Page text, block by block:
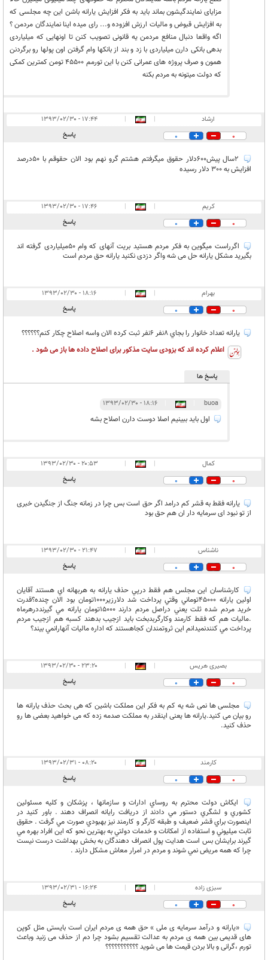
مزایای نمایندگیشون بماند باید به فکر افزایش یارانه باشن این چه مجلسی که
به افزایش قبوض و مالیات ارزش افزوده و... رای میده اینا نمایندگان مردمن ؟
اگه واقعا دنبال منافع مردمن یه قانونی تصویب کنن تا اونهایی که میلیاردی
بدهی بانکی دارن میلیاردی با زد و بند از بانکها وام گرفتن اون پولها رو برگردنن
همون و صرف پروژه های عمرانی کنن با این تورمم 45500 تومن کمترین کمکی
که دولت میتونه به مردم بکنه
ارشاد |
|
۱۷:۴۴ - ۱۳۹۳/۰۲/۳۰
0
0 پاسخ
2سال پيش600دلار حقوق ميگرفتم هشتم گرو نهم بود الان حقوقم با 50درصد
افزايش به 300 دلار رسيده
کریم |
|
۱۷:۴۶ - ۱۳۹۳/۰۲/۳۰
0
0 پاسخ
اگرراست میگوین به فکر مردم هستید بریت آنهای که وام 50میلیاردی گرفته اند
بگیرید مشکل یارانه حل می شه واگر دزدی نکنید یارانه حق مردم است
بهرام |
|
۱۸:۱۶ - ۱۳۹۳/۰۲/۳۰
0
0 پاسخ
يارانه تعداد خانوار را بجاي 8نفر 6نفر ثبت كرده الان واسه اصلاح چكار كنم؟؟؟؟؟؟
اعلام کرده اند که بزودی سایت مذکور برای اصلاح داده ها باز می شود .
پاسخ ها
buoa ۱۸:۱۶ - ۱۳۹۳/۰۲/۳۰
اول باید ببینیم اصلا دوست دارن اصلاح بشه
کمال |
|
۲۰:۵۳ - ۱۳۹۳/۰۲/۳۰
0
0 پاسخ
یارانه فقط به قشر کم درامد اگر حق است بس چرا در زمانه جنگ از جنگیدن خبری
از تو نبود ای سرمایه دار ان هم حق بود
ناشناس |
|
۲۱:۴۷ - ۱۳۹۳/۰۲/۳۰
0
0 پاسخ
كارشناسان اين مجلس هم فقط درپي حذف يارانه به هربهانه اي هستند آقايان
اولين يارانه 45000توماني وقتي پرداخت شد دلارزير1000تومان بود الان چنده؟قدرت
خريد مردم شده ثلت يعني دراصل مردم دارند 15000تومان يارانه مي گيرنددرهرماه
.ماليات هم كه فقط كارمند وكارگربدبخت بايد ازجيب بدهند كسبه هم ازجيب مردم
پرداخت مي كنندنميدانم اين ثروتمندان كجاهستند كه اداره ماليات آنهارانمي بيند؟
بصیری هریس |
|
۲۳:۲۰ - ۱۳۹۳/۰۲/۳۰
0
0 پاسخ
مجلسی ها نمی شه یه کم به فکر این مملکت باشین که هی بحث حذف یارانه ها
رو بیان می کنید.یارانه ها یعنی اینقدر به مملکت صدمه زده که می خواهید بعضی ها رو
حذف کنید.
كارمند |
|
۰۸:۲۰ - ۱۳۹۳/۰۲/۳۱
0
0 پاسخ
ايكاش دولت محترم به روساي ادارات و سازمانها ، پزشكان و كليه مسئولين
كشوري و لشگري دستور مي دادند از دريافت رايانه انصراف دهند . باور كنيد در
اينصورت براي قشر ضعيف و طبقه كارگر و كارمند نيز بهبودي صورت مي گرفت . حقوق
ثابت ميليوني و استفاده از امكانات و خدمات دولتي به بهترين نحو كه اين افراد بهره مي
گيرند برايشان بس است هدايت پول انصراف دهندگان به بخش بهداشت درست نيست
چرا كه همه مريض نمي شوند و مردم در امرار معاش مشكل دارند .
سبزی زاده |
|
۱۶:۲۴ - ۱۳۹۳/۰۲/۳۱
0
0 پاسخ
«یارانه و درآمد سرمایه ی ملی » حق همه ی مردم ایران است بایستی مثل کوپن
های قدیمی بین همه ی مردم به عدالت تقسیم بشود چرا دم از حذف می زنید وباعث
تورم ،گرانی و بالا بردن قیمت ها می شوید ؟؟؟؟؟؟؟؟؟؟؟